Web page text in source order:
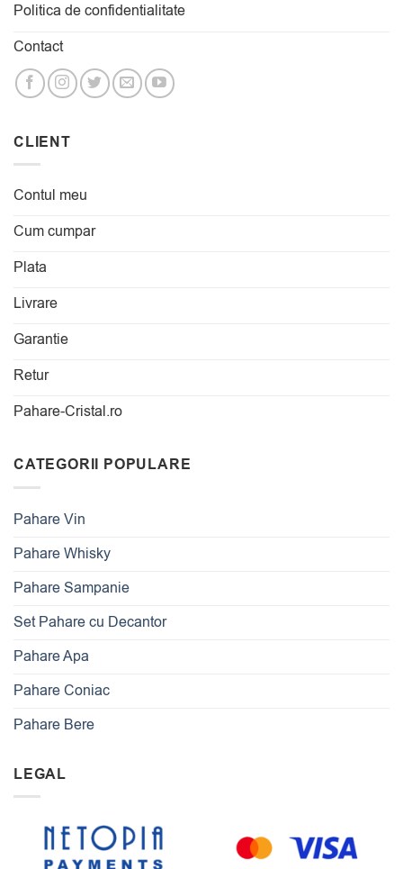
Politica de confidentialitate
Contact
CLIENT
Contul meu
Cum cumpar
Plata
Livrare
Garantie
Retur
Pahare-Cristal.ro
CATEGORII POPULARE
Pahare Vin
Pahare Whisky
Pahare Sampanie
Set Pahare cu Decantor
Pahare Apa
Pahare Coniac
Pahare Bere
LEGAL